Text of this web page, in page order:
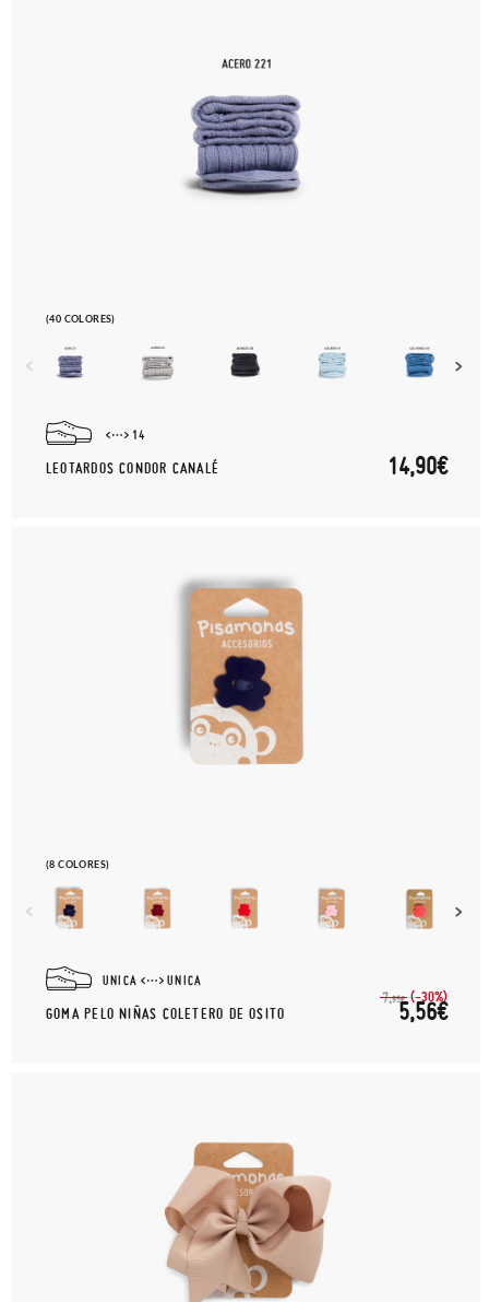
(40 COLORES)
14
LEOTARDOS CONDOR CANALÉ 14,90€
(8 COLORES)
UNICA UNICA
GOMA PELO NIÑAS COLETERO DE OSITO
7,95€ (-30%)
5,56€